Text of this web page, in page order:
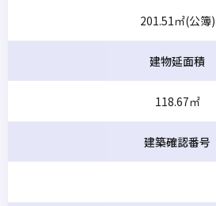
201.51㎡(公簿)
建物延面積
118.67㎡
建築確認番号